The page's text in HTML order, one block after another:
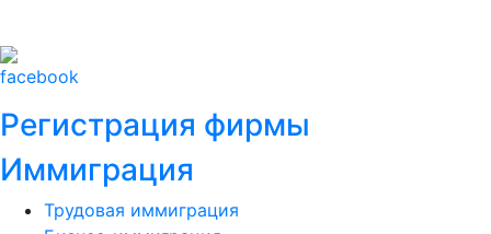
Регистрация фирмы
Иммиграция
Трудовая иммиграция